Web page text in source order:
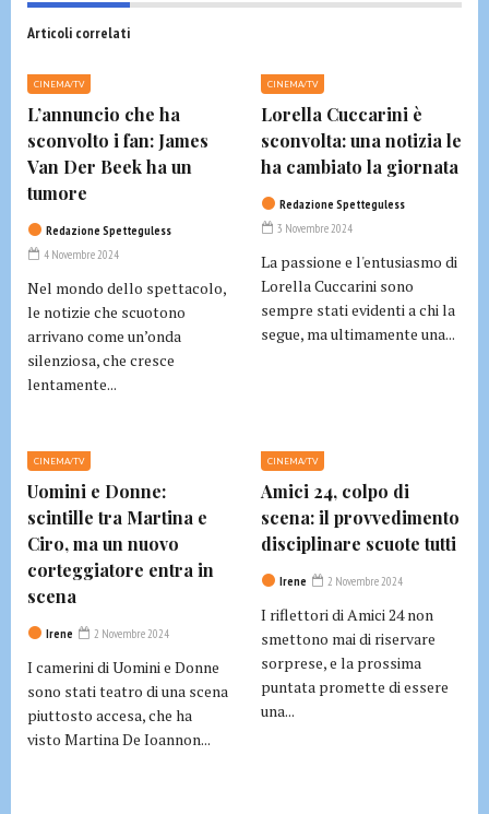
Articoli correlati
CINEMA/TV
L’annuncio che ha
sconvolto i fan: James
Van Der Beek ha un
tumore
Redazione Spetteguless
4 Novembre 2024
Nel mondo dello spettacolo,
le notizie che scuotono
arrivano come un’onda
silenziosa, che cresce
lentamente...
CINEMA/TV
Lorella Cuccarini è
sconvolta: una notizia le
ha cambiato la giornata
Redazione Spetteguless
3 Novembre 2024
La passione e l'entusiasmo di
Lorella Cuccarini sono
sempre stati evidenti a chi la
segue, ma ultimamente una...
CINEMA/TV
Uomini e Donne:
scintille tra Martina e
Ciro, ma un nuovo
corteggiatore entra in
scena
Irene 2 Novembre 2024
I camerini di Uomini e Donne
sono stati teatro di una scena
piuttosto accesa, che ha
visto Martina De Ioannon...
CINEMA/TV
Amici 24, colpo di
scena: il provvedimento
disciplinare scuote tutti
Irene 2 Novembre 2024
I riflettori di Amici 24 non
smettono mai di riservare
sorprese, e la prossima
puntata promette di essere
una...